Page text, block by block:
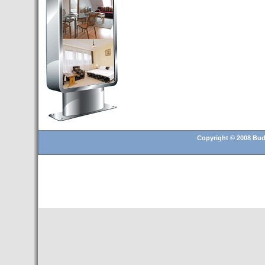
Budapest’.
- Hoteles en BUDAPEST:
Resultados octubre de 2016,
subida del 15% ocupación y
del 25,6% en el RevPar
- Nuevo Hotel en Budapest
bajo la marca Exe Hotusa
- Transfer Aeropuerto de
BUDAPEST
- HOTEL en Venta en
Copyright © 2008